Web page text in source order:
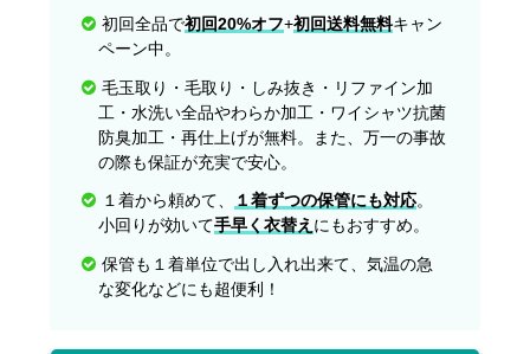
初回全品で初回20%オフ+初回送料無料キャン
ペーン中。
毛玉取り・毛取り・しみ抜き・リファイン加
工・水洗い全品やわらか加工・ワイシャツ抗菌
防臭加工・再仕上げが無料。また、万一の事故
の際も保証が充実で安心。
１着から頼めて、 １着ずつの保管にも対応。
小回りが効いて手早く衣替え にもおすすめ。
保管も１着単位で出し入れ出来て、気温の急
な変化などにも超便利！